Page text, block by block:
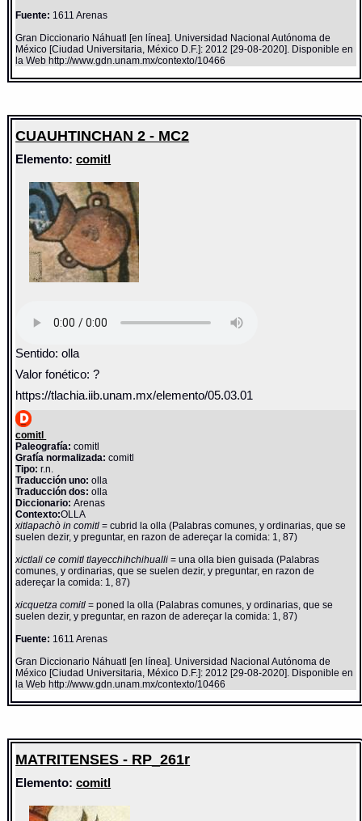
Fuente: 1611 Arenas
Gran Diccionario Náhuatl [en línea]. Universidad Nacional Autónoma de
México [Ciudad Universitaria, México D.F.]: 2012 [29-08-2020]. Disponible en
la Web http://www.gdn.unam.mx/contexto/10466
CUAUHTINCHAN 2 - MC2
Elemento:comitl
Sentido: olla
Valor fonético: ?
https://tlachia.iib.unam.mx/elemento/05.03.01
comitl
Paleografía: comitl
Grafía normalizada: comitl
Tipo: r.n.
Traducción uno: olla
Traducción dos: olla
Diccionario:Arenas
Contexto:OLLA
xitlapachò in comitl= cubrid la olla (Palabras comunes, y ordinarias, que se
suelen dezir, y preguntar, en razon de adereçar la comida: 1, 87)
xictlali ce comitl tlayecchihchihualli= una olla bien guisada (Palabras
comunes, y ordinarias, que se suelen dezir, y preguntar, en razon de
adereçar la comida: 1, 87)
xicquetza comitl= poned la olla (Palabras comunes, y ordinarias, que se
suelen dezir, y preguntar, en razon de adereçar la comida: 1, 87)
Fuente: 1611 Arenas
Gran Diccionario Náhuatl [en línea]. Universidad Nacional Autónoma de
México [Ciudad Universitaria, México D.F.]: 2012 [29-08-2020]. Disponible en
la Web http://www.gdn.unam.mx/contexto/10466
MATRITENSES - RP_261r
Elemento:comitl